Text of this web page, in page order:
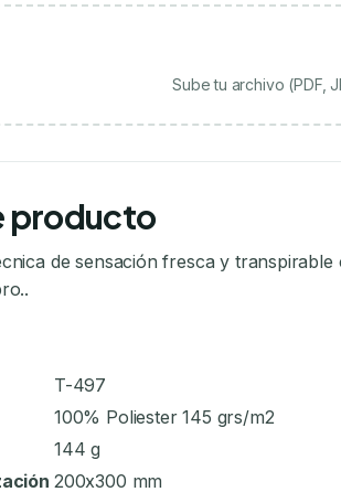
Sube tu archivo (PDF,
producto
de sensación fresca y
T-497
100% Poliester 145 grs/m2
144 g
200x300 mm